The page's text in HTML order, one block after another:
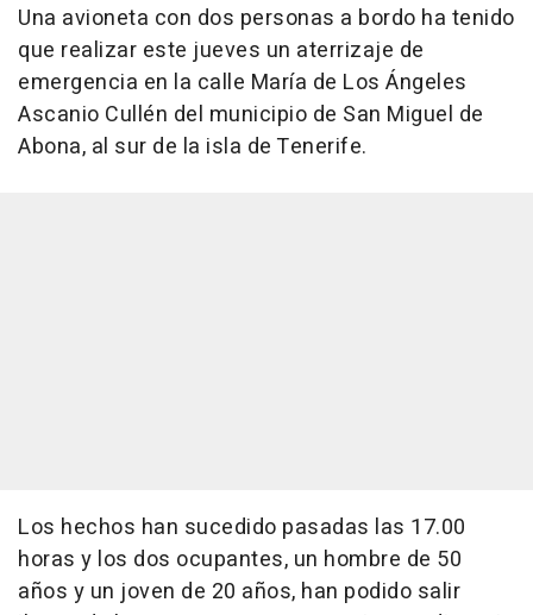
Una avioneta con dos personas a bordo ha tenido
que realizar este jueves un aterrizaje de
emergencia en la calle María de Los Ángeles
Ascanio Cullén del municipio de San Miguel de
Abona, al sur de la isla de Tenerife.
Los hechos han sucedido pasadas las 17.00
horas y los dos ocupantes, un hombre de 50
años y un joven de 20 años, han podido salir